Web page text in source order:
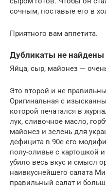
сочным, поставьте его в
Приятного вам аппетита.
Дубликаты не найдены
Яйца, сыр, майонез —
Это второй и не
Оригинальная с
которой печатался в
лук, сливочное масло,
майонез и зелень для
дефицита в 90е его
полу-оливье с картошкой
убило весь вкус и смысл
наивкуснейшего салата
правильный салат и